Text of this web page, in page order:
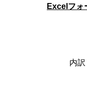
Excelフォ
内